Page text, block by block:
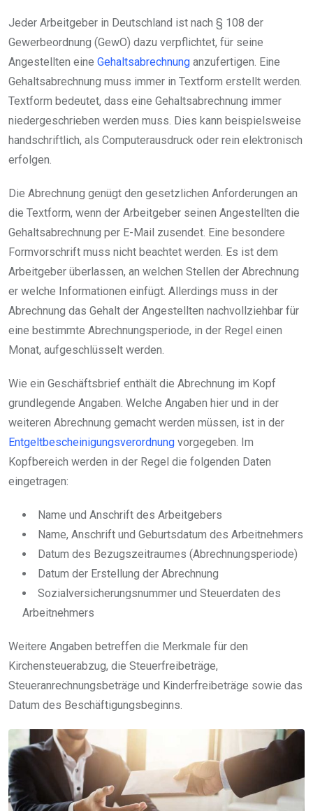
Jeder Arbeitgeber in Deutschland ist nach § 108 der
Gewerbeordnung (GewO) dazu verpflichtet, für seine
Angestellten eine Gehaltsabrechnung anzufertigen. Eine
Gehaltsabrechnung muss immer in Textform erstellt werden.
Textform bedeutet, dass eine Gehaltsabrechnung immer
niedergeschrieben werden muss. Dies kann beispielsweise
handschriftlich, als Computerausdruck oder rein elektronisch
erfolgen.
Die Abrechnung genügt den gesetzlichen Anforderungen an
die Textform, wenn der Arbeitgeber seinen Angestellten die
Gehaltsabrechnung per E-Mail zusendet. Eine besondere
Formvorschrift muss nicht beachtet werden. Es ist dem
Arbeitgeber überlassen, an welchen Stellen der Abrechnung
er welche Informationen einfügt. Allerdings muss in der
Abrechnung das Gehalt der Angestellten nachvollziehbar für
eine bestimmte Abrechnungsperiode, in der Regel einen
Monat, aufgeschlüsselt werden.
Wie ein Geschäftsbrief enthält die Abrechnung im Kopf
grundlegende Angaben. Welche Angaben hier und in der
weiteren Abrechnung gemacht werden müssen, ist in der
Entgeltbescheinigungsverordnung vorgegeben. Im
Kopfbereich werden in der Regel die folgenden Daten
eingetragen:
Name und Anschrift des Arbeitgebers
Name, Anschrift und Geburtsdatum des Arbeitnehmers
Datum des Bezugszeitraumes (Abrechnungsperiode)
Datum der Erstellung der Abrechnung
Sozialversicherungsnummer und Steuerdaten des
Arbeitnehmers
Weitere Angaben betreffen die Merkmale für den
Kirchensteuerabzug, die Steuerfreibeträge,
Steueranrechnungsbeträge und Kinderfreibeträge sowie das
Datum des Beschäftigungsbeginns.